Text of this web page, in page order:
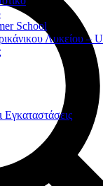
School
Λυκείου
Εγκαταστάσεις